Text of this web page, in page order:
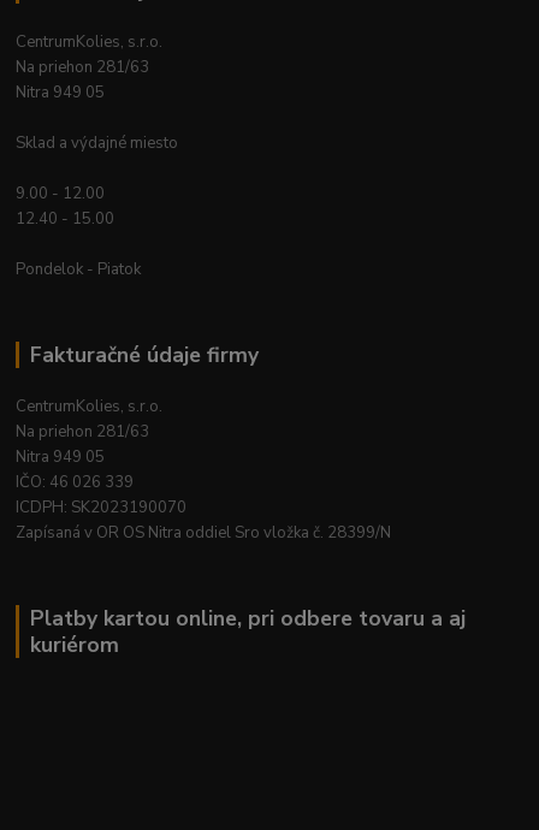
CentrumKolies, s.r.o.
Na priehon 281/63
Nitra 949 05
Sklad a výdajné miesto
9.00 - 12.00
12.40 - 15.00
Pondelok - Piatok
Fakturačné údaje firmy
CentrumKolies, s.r.o.
Na priehon 281/63
Nitra 949 05
IČO: 46 026 339
ICDPH: SK2023190070
Zapísaná v OR OS Nitra oddiel Sro vložka č. 28399/N
Platby kartou online, pri odbere tovaru a aj
kuriérom